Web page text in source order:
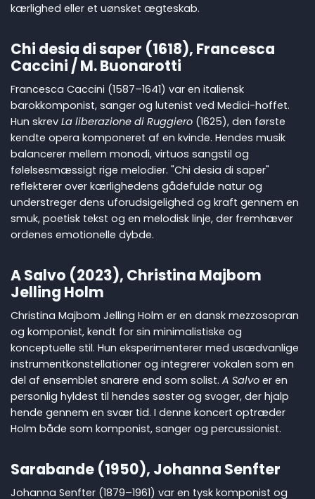
kærlighed eller et uønsket ægteskab.
Chi desia di saper (1618), Francesca
Caccini / M. Buonarotti
Francesca Caccini (1587–1641) var en italiensk
barokkomponist, sanger og lutenist ved Medici-hoffet.
Hun skrev La liberazione di Ruggiero (1625), den første
kendte opera komponeret af en kvinde. Hendes musik
balancerer mellem monodi, virtuos sangstil og
følelsesmæssigt rige melodier. "Chi desia di saper"
reflekterer over kærlighedens gådefulde natur og
understreger dens uforudsigelighed og kraft gennem en
smuk, poetisk tekst og en melodisk linje, der fremhæver
ordenes emotionelle dybde.
A Salvo (2023), Christina Majbom
Jelling Holm
Christina Majbom Jelling Holm er en dansk mezzosopran
og komponist, kendt for sin minimalistiske og
konceptuelle stil. Hun eksperimenterer med usædvanlige
instrumentkonstellationer og integrerer vokalen som en
del af ensemblet snarere end som solist. A Salvo er en
personlig hyldest til hendes søster og svoger, der hjalp
hende gennem en svær tid. I denne koncert optræder
Holm både som komponist, sanger og percussionist.
Sarabande (1950), Johanna Senfter
Johanna Senfter (1879–1961) var en tysk komponist og